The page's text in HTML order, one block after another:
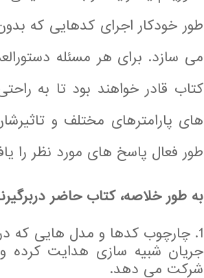
طور خودکار اجرای کدهایی که
می سازد. برای هر مسئله
کتاب قادر خواهند بود تا به
های پارامترهای مختلف و
طور فعال پاسخ های مورد نظر را
به طور خلاصه، کتاب حاضر
چارچوب کدها و مدل هایی که در
جریان شبیه سازی هدایت کرده
شرکت می دهد.